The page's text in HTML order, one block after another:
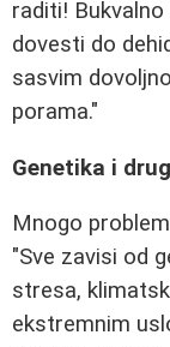
raditi!
dovesti do
sasvim
porama."
Genetika i
Mnogo
"Sve zavisi od
stresa,
ekstremnim